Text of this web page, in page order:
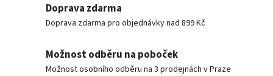
Doprava zdarma
Doprava zdarma pro objednávky nad 899 Kč
Možnost odběru na poboček
Možnost osobního odběru na 3 prodejnách v Praze